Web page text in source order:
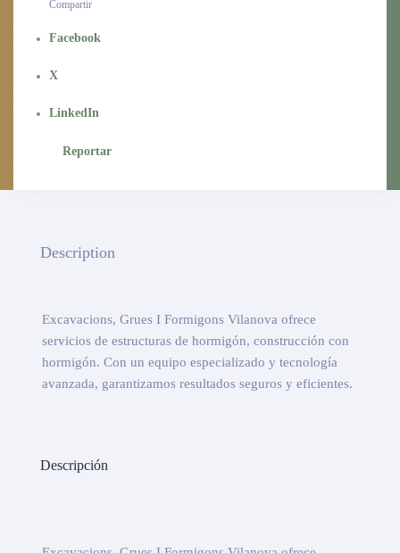
Compartir
Facebook
X
LinkedIn
Reportar
Description
Excavacions, Grues I Formigons Vilanova ofrece
servicios de estructuras de hormigón, construcción con
hormigón. Con un equipo especializado y tecnología
avanzada, garantizamos resultados seguros y eficientes.
Descripción